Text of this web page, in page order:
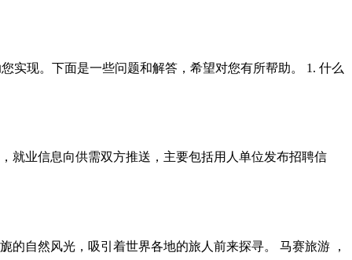
实现。下面是一些问题和解答，希望对您有所帮助。 1. 什么
就业信息向供需双方推送，主要包括用人单位发布招聘信
自然风光，吸引着世界各地的旅人前来探寻。 马赛旅游 ，